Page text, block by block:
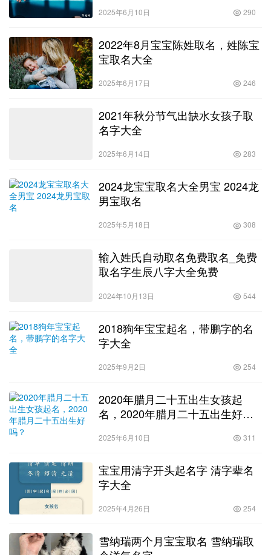
2025年6月10日 290
2022年8月宝宝陈姓取名，姓陈宝
宝取名大全
2025年6月17日 246
2021年秋分节气出缺水女孩子取
名字大全
2025年6月14日 283
2024龙宝宝取名大全男宝 2024龙
男宝取名
2025年5月18日 308
输入姓氏自动取名免费取名_免费
取名字生辰八字大全免费
2024年10月13日 544
2018狗年宝宝起名，带鹏字的名
字大全
2025年9月2日 254
2020年腊月二十五出生女孩起
名，2020年腊月二十五出生好
2025年6月10日 311
宝宝用清字开头起名字 清字辈名
字大全
2025年4月26日 254
雪纳瑞两个月宝宝取名 雪纳瑞取